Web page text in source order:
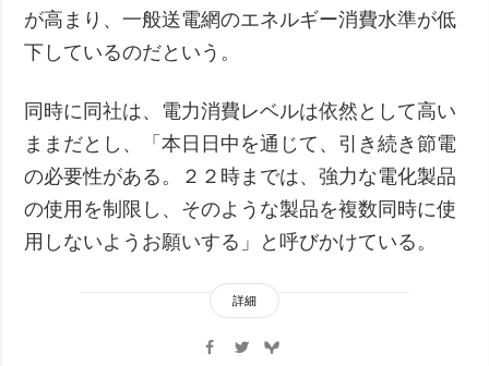
が高まり、一般送電網のエネルギー消費水準が低
下しているのだという。
同時に同社は、電力消費レベルは依然として高い
ままだとし、「本日日中を通じて、引き続き節電
の必要性がある。２２時までは、強力な電化製品
の使用を制限し、そのような製品を複数同時に使
用しないようお願いする」と呼びかけている。
詳細